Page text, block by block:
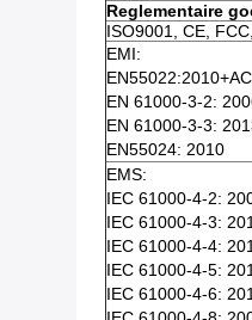
Reglementaire
ISO9001, CE,
EMI:
EN 61000-3-2:
EN 61000-3-3:
EN55024: 2010
EMS:
IEC 61000-4-2:
IEC 61000-4-3:
IEC 61000-4-4:
IEC 61000-4-5:
IEC 61000-4-6: